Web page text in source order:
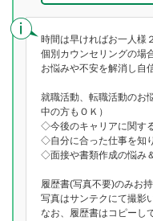
時間は早ければお一人様
個別カウンセリングの場
お悩みや不安を解消し自
就職活動、転職活動のお
中の方もＯＫ）
◇今後のキャリアに関す
◇自分に合った仕事を知
◇面接や書類作成の悩み
履歴書(写真不要)のみお持
写真はサンテクにて撮影
なお、履歴書はコピーし